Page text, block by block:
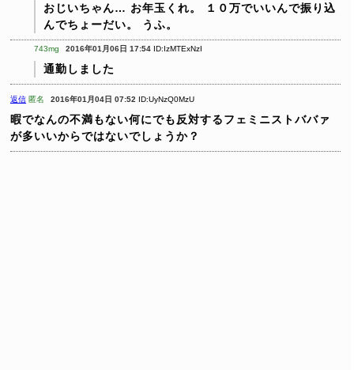
おじいちゃん… お年玉くれ。
１０万でいいんで振り込
んでちょーだい。
うふ。
743mg 2016年01月06日 17:54 ID:IzMTExNzI
通勤しました
返信 匿名 2016年01月04日 07:52 ID:UyNzQ0MzU
暇でなんの不満もない何にでも反対するフェミニストババァ
が多いいからではないでしょうか？